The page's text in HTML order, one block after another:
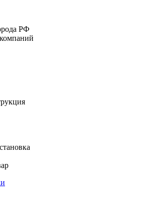
РФ